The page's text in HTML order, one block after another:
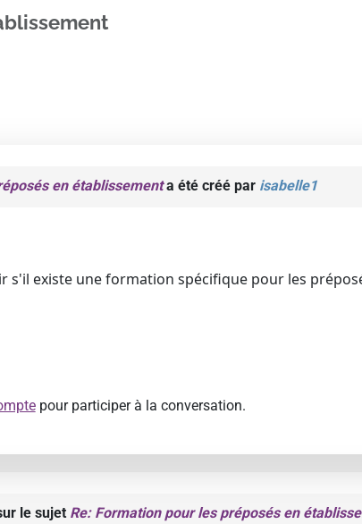
en établissementa été créé par isabelle1
s'il existe une formation spécifique pour les
pour participer à la conversation.
le sujet Re: Formation pour les préposés en